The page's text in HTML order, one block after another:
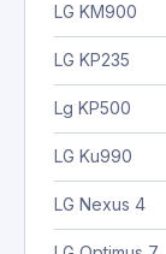
LG KM900
LG KP235
Lg KP500
LG Ku990
LG Nexus 4